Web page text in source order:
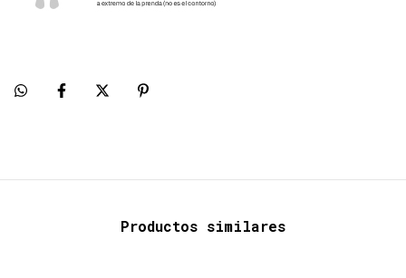
Productos similares